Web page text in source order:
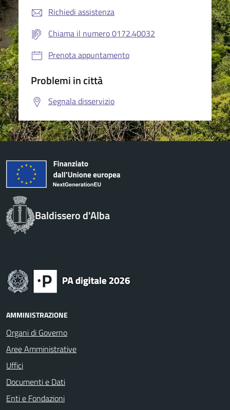
Richiedi assistenza
Chiama il numero 0172.40032
Prenota appuntamento
Problemi in città
Segnala disservizio
Baldissero d'Alba
AMMINISTRAZIONE
Organi di Governo
Aree Amministrative
Uffici
Documenti e Dati
Enti e Fondazioni